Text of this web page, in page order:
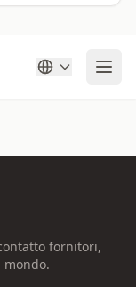
fornitori,